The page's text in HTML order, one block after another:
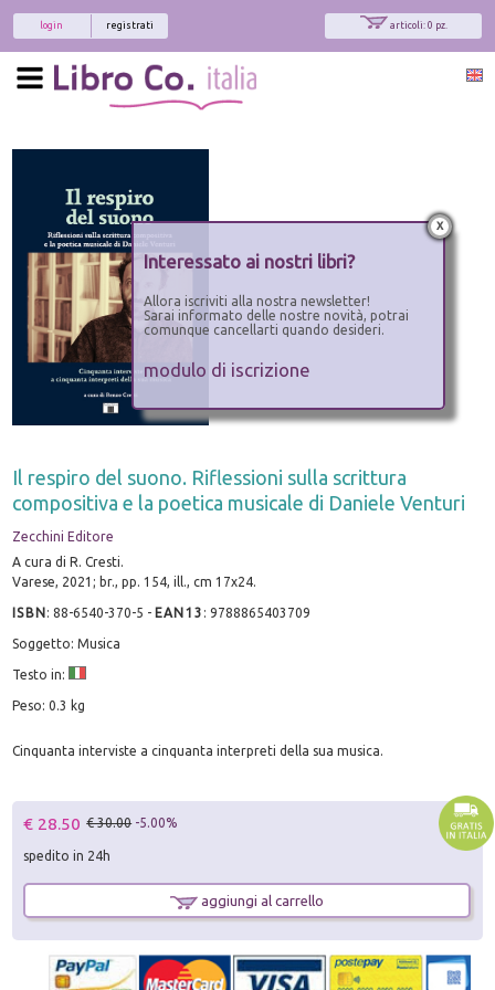
articoli: 0 pz.
registrati
login
Il respiro del suono. Riflessioni sulla scrittura
compositiva e la poetica musicale di Daniele Venturi
Zecchini Editore
A cura di R. Cresti.
Varese, 2021; br., pp. 154, ill., cm 17x24.
ISBN:88-6540-370-5 - EAN13 :9788865403709
Soggetto: Musica
Testo in:
Peso: 0.3 kg
Cinquanta interviste a cinquanta interpreti della sua musica.
€ 28.50 € 30.00 -5.00%
spedito in 24h
aggiungi al carrello
x
Interessato ai nostri libri?
Allora iscriviti alla nostra newsletter!
Sarai informato delle nostre novità, potrai
comunque cancellarti quando desideri.
modulo di iscrizione